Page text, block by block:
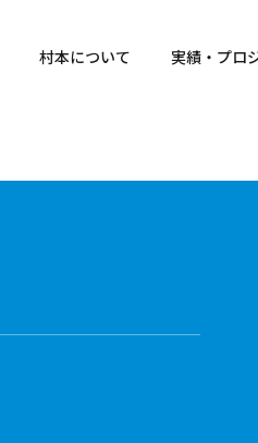
村本について 実績・プロ